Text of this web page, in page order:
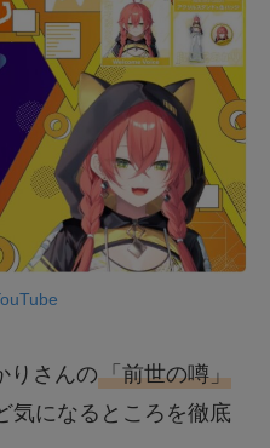
りさんの「前世の噂」
気になるところを徹底